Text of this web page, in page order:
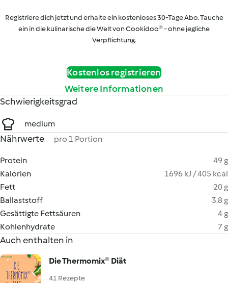
Registriere dich jetzt und erhalte ein kostenloses 30-Tage Abo. Tauche
ein in die kulinarische die Welt von Cookidoo® - ohne jegliche
Verpflichtung.
Kostenlos registrieren
Weitere Informationen
Schwierigkeitsgrad
medium
Nährwerte pro 1 Portion
Protein
49 g
Kalorien
1696 kJ / 405 kcal
Fett
20 g
Ballaststoff
3.8 g
Gesättigte Fettsäuren
4 g
Kohlenhydrate
7 g
Auch enthalten in
Die Thermomix® Diät
41 Rezepte